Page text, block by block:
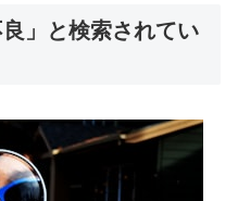
」と検索されてい